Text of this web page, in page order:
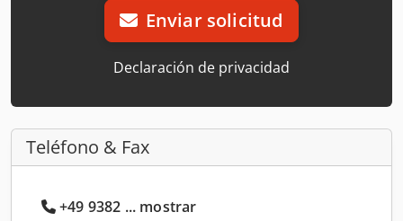
Enviar solicitud
Declaración de privacidad
Teléfono & Fax
+49 9382 ... mostrar